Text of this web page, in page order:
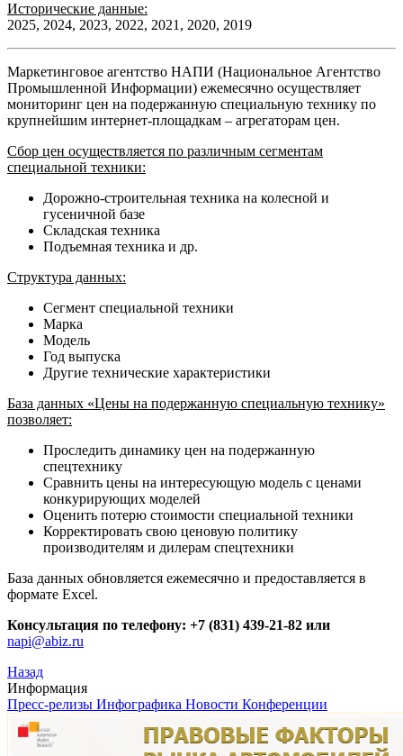
Исторические данные:
2025, 2024, 2023, 2022, 2021, 2020, 2019
Маркетинговое агентство НАПИ (Национальное Агентство
Промышленной Информации) ежемесячно осуществляет
мониторинг цен на подержанную специальную технику по
крупнейшим интернет-площадкам – агрегаторам цен.
Сбор цен осуществляется по различным сегментам
специальной техники:
Дорожно-строительная техника на колесной и
гусеничной базе
Складская техника
Подъемная техника и др.
Структура данных:
Сегмент специальной техники
Марка
Модель
Год выпуска
Другие технические характеристики
База данных «Цены на подержанную специальную технику»
позволяет:
Проследить динамику цен на подержанную
спецтехнику
Сравнить цены на интересующую модель с ценами
конкурирующих моделей
Оценить потерю стоимости специальной техники
Корректировать свою ценовую политику
производителям и дилерам спецтехники
База данных обновляется ежемесячно и предоставляется в
формате Excel.
Консультация по телефону: +7 (831) 439-21-82 или
napi@abiz.ru
Назад
Информация
Пресс-релизы Инфографика Новости Конференции